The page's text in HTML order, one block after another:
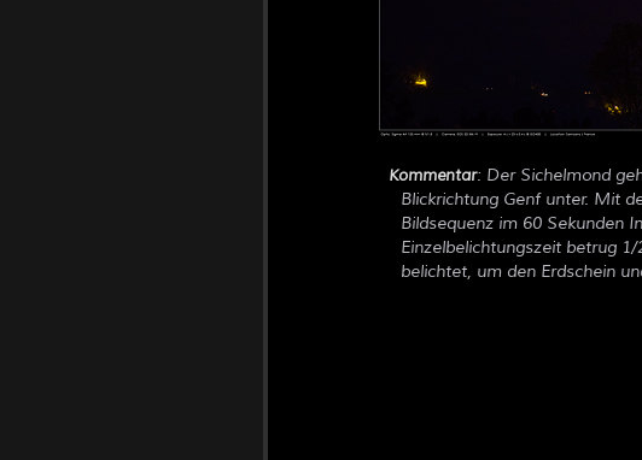
Kommentar: Der Sichelmond
Blickrichtung Genf unter. Mit
Bildsequenz im 60 Sekunden
Einzelbelichtungszeit betrug
belichtet, um den Erdschein